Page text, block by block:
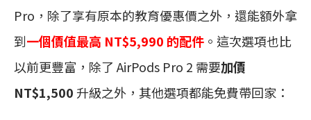
Pro，除了享有原本的教育優惠價之外，還能額外拿
到一個價值最高 NT$5,990 的配件 。這次選項也比
以前更豐富，除了 AirPods Pro 2 需要加價
NT$1,500 升級之外，其他選項都能免費帶回家：